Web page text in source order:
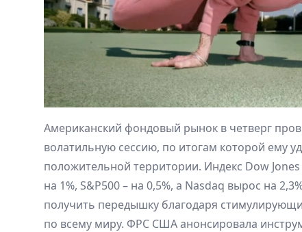
Американский фондовый рынок в четверг
волатильную сессию, по итогам которой ему
положительной территории. Индекс Dow
на 1%, S&P500 – на 0,5%, а Nasdaq вырос на
получить передышку благодаря
по всему миру. ФРС США анонсировала